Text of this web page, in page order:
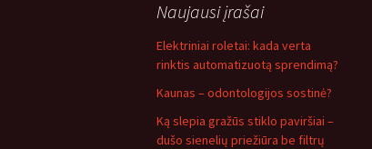
Naujausi įrašai
Elektriniai roletai: kada verta
rinktis automatizuotą sprendimą?
Kaunas – odontologijos sostinė?
Ką slepia gražūs stiklo paviršiai –
dušo sienelių priežiūra be filtrų